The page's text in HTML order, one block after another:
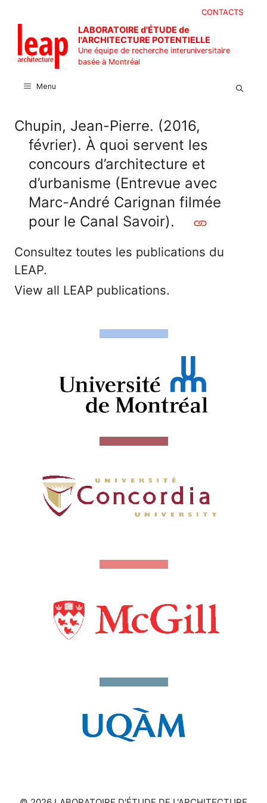
contenu
CONTACTS
LABORATOIRE d'ÉTUDE de
l'ARCHITECTURE POTENTIELLE
Une équipe de recherche interuniversitaire
basée à Montréal
Menu
Chupin, Jean-Pierre. (2016,
février). À quoi servent les
concours d’architecture et
d’urbanisme (Entrevue avec
Marc-André Carignan filmée
pour le Canal Savoir).
Consultez toutes les publications du
LEAP.
View all LEAP publications.